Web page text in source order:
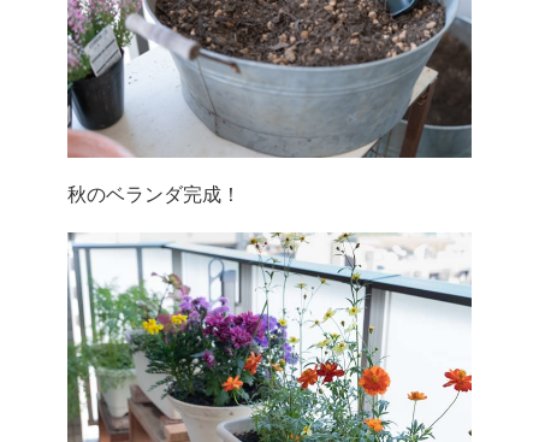
秋のベランダ完成！